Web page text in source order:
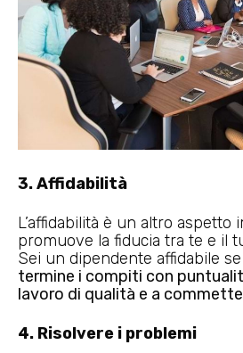
3. Affidabilità
L’affidabilità è un altro
promuove la fiducia tra te e il
Sei un dipendente affidabile
termine i compiti con
lavoro di qualità e a
4. Risolvere i problemi